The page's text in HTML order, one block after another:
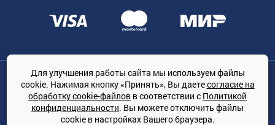
Общество с ограниченной ответственностью «ТРЕЙДКОН», ОГРН:
1167847364079, 197022, г. Санкт-Петербург, проспект Медиков, 7
КЛИМАТПРОФ.ONLINE - оптовая продажа кондиционеров и
климатической техники на территории РФ
Для улучшения работы сайта мы используем файлы
cookie. Нажимая кнопку «Принять», Вы даетесогласие на
обработку cookie-файлов в соответствии с Политикой
конфиденциальности. Вы можете отключить файлы
cookie в настройках Вашего браузера.